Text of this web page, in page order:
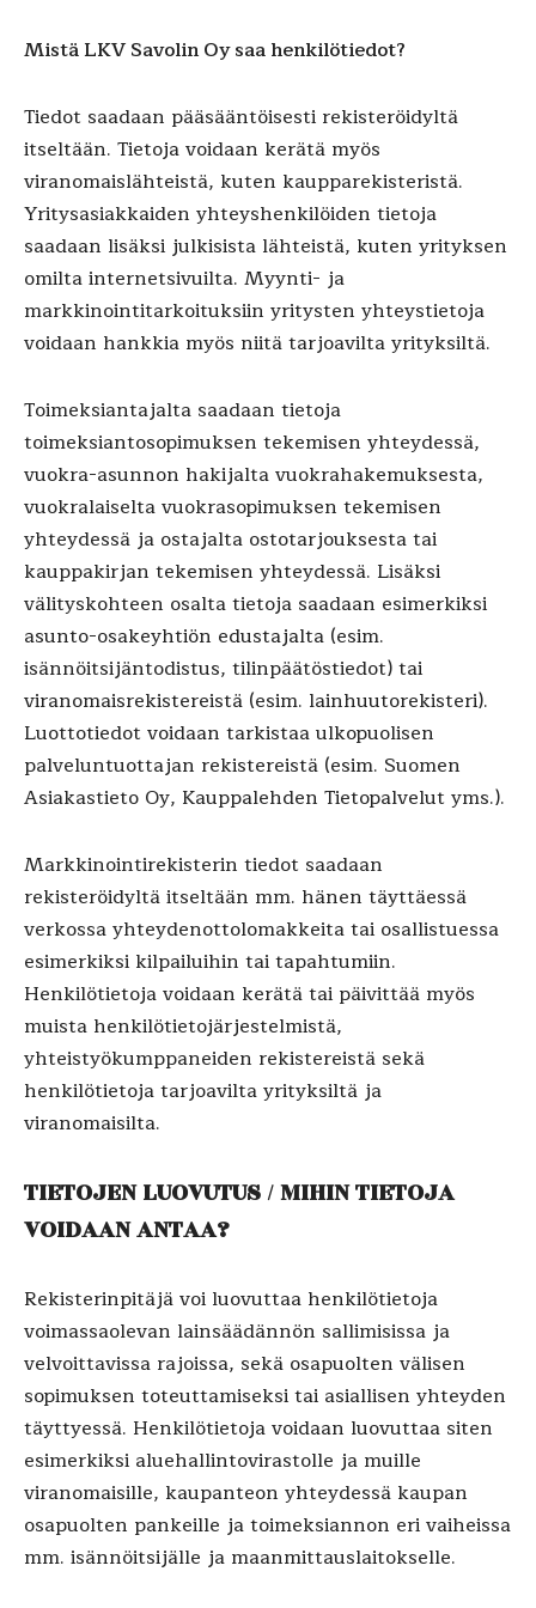
Mistä LKV Savolin Oy saa henkilötiedot?
Tiedot saadaan pääsääntöisesti rekisteröidyltä
itseltään. Tietoja voidaan kerätä myös
viranomaislähteistä, kuten kaupparekisteristä.
Yritysasiakkaiden yhteyshenkilöiden tietoja
saadaan lisäksi julkisista lähteistä, kuten yrityksen
omilta internetsivuilta. Myynti- ja
markkinointitarkoituksiin yritysten yhteystietoja
voidaan hankkia myös niitä tarjoavilta yrityksiltä.
Toimeksiantajalta saadaan tietoja
toimeksiantosopimuksen tekemisen yhteydessä,
vuokra-asunnon hakijalta vuokrahakemuksesta,
vuokralaiselta vuokrasopimuksen tekemisen
yhteydessä ja ostajalta ostotarjouksesta tai
kauppakirjan tekemisen yhteydessä. Lisäksi
välityskohteen osalta tietoja saadaan esimerkiksi
asunto-osakeyhtiön edustajalta (esim.
isännöitsijäntodistus, tilinpäätöstiedot) tai
viranomaisrekistereistä (esim. lainhuutorekisteri).
Luottotiedot voidaan tarkistaa ulkopuolisen
palveluntuottajan rekistereistä (esim. Suomen
Asiakastieto Oy, Kauppalehden Tietopalvelut yms.).
Markkinointirekisterin tiedot saadaan
rekisteröidyltä itseltään mm. hänen täyttäessä
verkossa yhteydenottolomakkeita tai osallistuessa
esimerkiksi kilpailuihin tai tapahtumiin.
Henkilötietoja voidaan kerätä tai päivittää myös
muista henkilötietojärjestelmistä,
yhteistyökumppaneiden rekistereistä sekä
henkilötietoja tarjoavilta yrityksiltä ja
viranomaisilta.
TIETOJEN LUOVUTUS / MIHIN TIETOJA
VOIDAAN ANTAA?
Rekisterinpitäjä voi luovuttaa henkilötietoja
voimassaolevan lainsäädännön sallimisissa ja
velvoittavissa rajoissa, sekä osapuolten välisen
sopimuksen toteuttamiseksi tai asiallisen yhteyden
täyttyessä. Henkilötietoja voidaan luovuttaa siten
esimerkiksi aluehallintovirastolle ja muille
viranomaisille, kaupanteon yhteydessä kaupan
osapuolten pankeille ja toimeksiannon eri vaiheissa
mm. isännöitsijälle ja maanmittauslaitokselle.